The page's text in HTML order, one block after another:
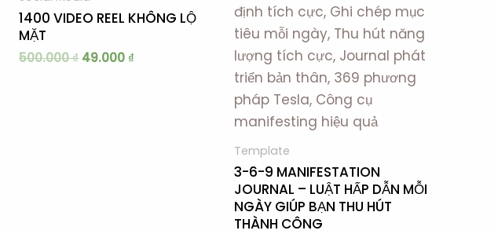
1400 VIDEO REEL KHÔNG LỘ
MẶT
500.000₫ 49.000 ₫
Template
3-6-9 MANIFESTATION
JOURNAL – LUẬT HẤP DẪN MỖI
NGÀY GIÚP BẠN THU HÚT
THÀNH CÔNG